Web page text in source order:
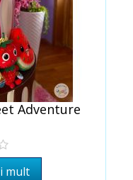
Adventure
mult